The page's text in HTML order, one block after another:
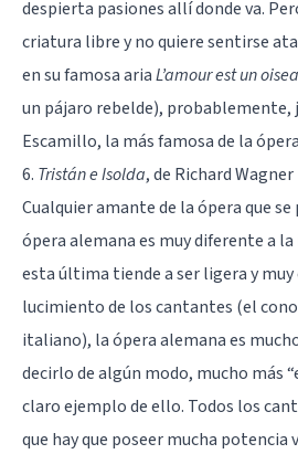
despierta pasiones allí donde va.
criatura libre y no quiere sentirse
en su famosa ariaL’amour est un
un pájaro rebelde),
Escamillo, la más famosa de la
6. Tristán e Isolda, de Richard Wagner
Cualquier amante de la ópera que se
ópera alemana es muy diferente a
esta última tiende a ser ligera y
lucimiento de los cantantes (el
italiano), la ópera alemana es
decirlo de algún modo, mucho más
claro ejemplo de ello. Todos los
que hay que poseer mucha